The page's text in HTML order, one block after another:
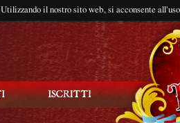
Utilizzando il nostro sito web, si acconsente